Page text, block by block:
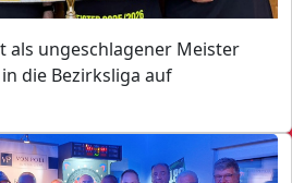
als ungeschlagener Meister
die Bezirksliga auf